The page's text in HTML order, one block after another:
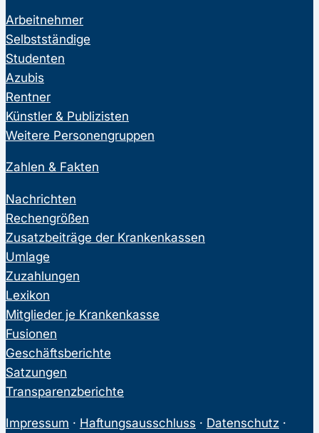
Arbeitnehmer
Selbstständige
Studenten
Azubis
Rentner
Künstler & Publizisten
Weitere Personengruppen
Zahlen & Fakten
Nachrichten
Rechengrößen
Zusatzbeiträge der Krankenkassen
Umlage
Zuzahlungen
Lexikon
Mitglieder je Krankenkasse
Fusionen
Geschäftsberichte
Satzungen
Transparenzberichte
Impressum · Haftungsausschluss · Datenschutz ·